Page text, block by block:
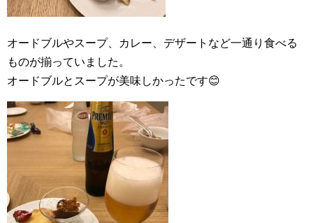
オードブルやスープ、カレー、デザートなど一通り食べる
ものが揃っていました。
オードブルとスープが美味しかったです😊